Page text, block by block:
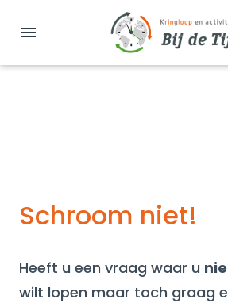
Schroom niet!
Heeft u een vraag waar u
wilt lopen maar toch graag